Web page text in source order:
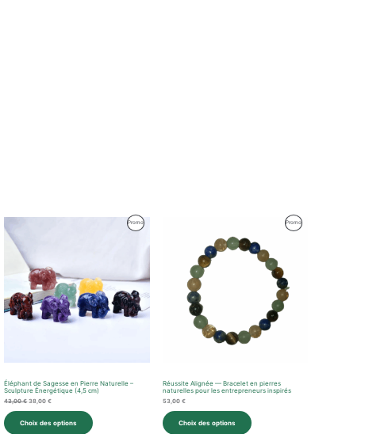
PromoProduit
Éléphant de Sagesse en Pierre Naturelle –
Sculpture Énergétique (4,5 cm)
43,00€ 38,00€
Choix des options
PromoProduit
Réussite Alignée — Bracelet en pierres
naturelles pour les entrepreneurs inspirés
53,00 €
Choix des options